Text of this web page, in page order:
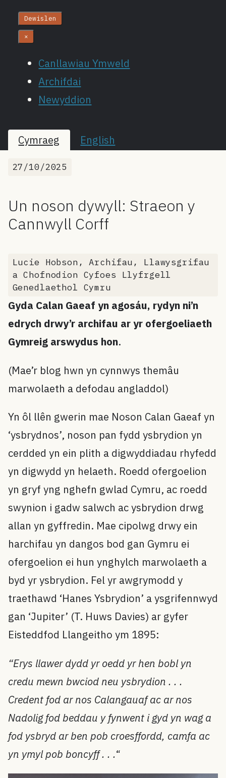
Dewislen
×
Canllawiau Ymweld
Archifdai
Newyddion
Cymraeg English
27/10/2025
Un noson dywyll: Straeon y
Cannwyll Corff
Lucie Hobson, Archifau, Llawysgrifau
a Chofnodion Cyfoes Llyfrgell
Genedlaethol Cymru
Gyda Calan Gaeaf yn agosáu, rydyn ni’n
edrych drwy’r archifau ar yr ofergoeliaeth
Gymreig arswydus hon.
(Mae’r blog hwn yn cynnwys themâu
marwolaeth a defodau angladdol)
Yn ôl llên gwerin mae Noson Calan Gaeaf yn
‘ysbrydnos’, noson pan fydd ysbrydion yn
cerdded yn ein plith a digwyddiadau rhyfedd
yn digwydd yn helaeth. Roedd ofergoelion
yn gryf yng nghefn gwlad Cymru, ac roedd
swynion i gadw salwch ac ysbrydion drwg
allan yn gyffredin. Mae cipolwg drwy ein
harchifau yn dangos bod gan Gymru ei
ofergoelion ei hun ynghylch marwolaeth a
byd yr ysbrydion. Fel yr awgrymodd y
traethawd ‘Hanes Ysbrydion’ a ysgrifennwyd
gan ‘Jupiter’ (T. Huws Davies) ar gyfer
Eisteddfod Llangeitho ym 1895:
“Erys llawer dydd yr oedd yr hen bobl yn
credu mewn bwciod neu ysbrydion . . .
Credent fod ar nos Calangauaf ac ar nos
Nadolig fod beddau y fynwent i gyd yn wag a
fod ysbryd ar ben pob croesffordd, camfa ac
yn ymyl pob boncyff . . .“